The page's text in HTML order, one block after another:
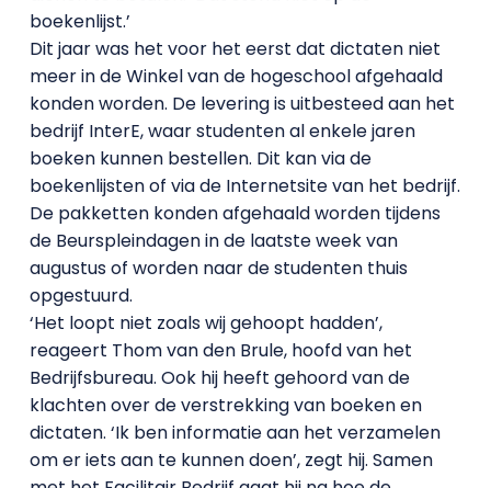
boekenlijst.’
Dit jaar was het voor het eerst dat dictaten niet
meer in de Winkel van de hogeschool afgehaald
konden worden. De levering is uitbesteed aan het
bedrijf InterE, waar studenten al enkele jaren
boeken kunnen bestellen. Dit kan via de
boekenlijsten of via de Internetsite van het bedrijf.
De pakketten konden afgehaald worden tijdens
de Beurspleindagen in de laatste week van
augustus of worden naar de studenten thuis
opgestuurd.
‘Het loopt niet zoals wij gehoopt hadden’,
reageert Thom van den Brule, hoofd van het
Bedrijfsbureau. Ook hij heeft gehoord van de
klachten over de verstrekking van boeken en
dictaten. ‘Ik ben informatie aan het verzamelen
om er iets aan te kunnen doen’, zegt hij. Samen